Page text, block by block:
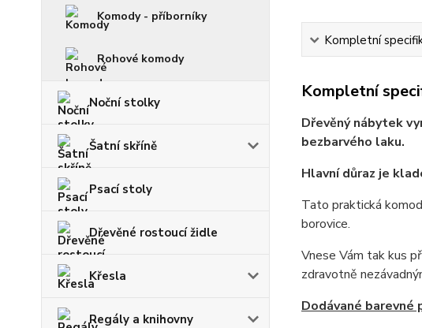
Komody - příborníky
Rohové komody
Noční stolky
Šatní skříně
Psací stoly
Dřevěné rostoucí židle
Křesla
Regály a knihovny
Kompletní
Kompletní
Dřevěný nábytek
bezbarvého laku.
Hlavní důraz je
Tato praktická
borovice.
Vnese Vám tak kus
zdravotně
Dodávané barevné